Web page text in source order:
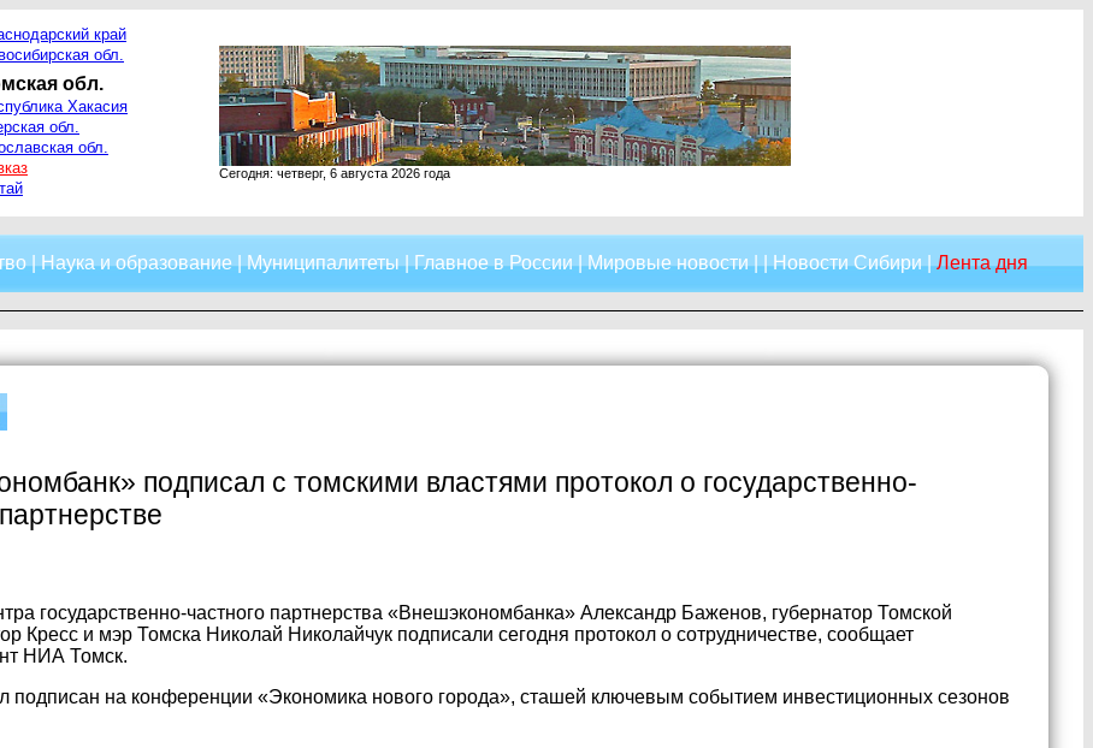
край
обл.
обл.
Хакасия
обл.
обл.
Сегодня: четверг, 6 августа 2026 года
|Наука и образование|Муниципалитеты|Главное в России|Мировые новости| |Новости Сибири|Лента дня
подписал с томскими властями протокол о государственно-
государственно-частного партнерства «Внешэкономбанка» Александр Баженов, губернатор Томской
Кресс и мэр Томска Николай Николайчук подписали сегодня протокол о сотрудничестве, сообщает
НИА Томск.
подписан на конференции «Экономика нового города», сташей ключевым событием инвестиционных сезонов